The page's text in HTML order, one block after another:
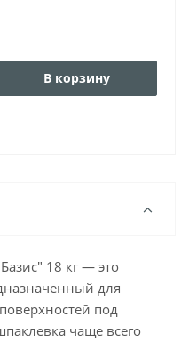
В корзину
18 кг — это
для
под
чаще всего